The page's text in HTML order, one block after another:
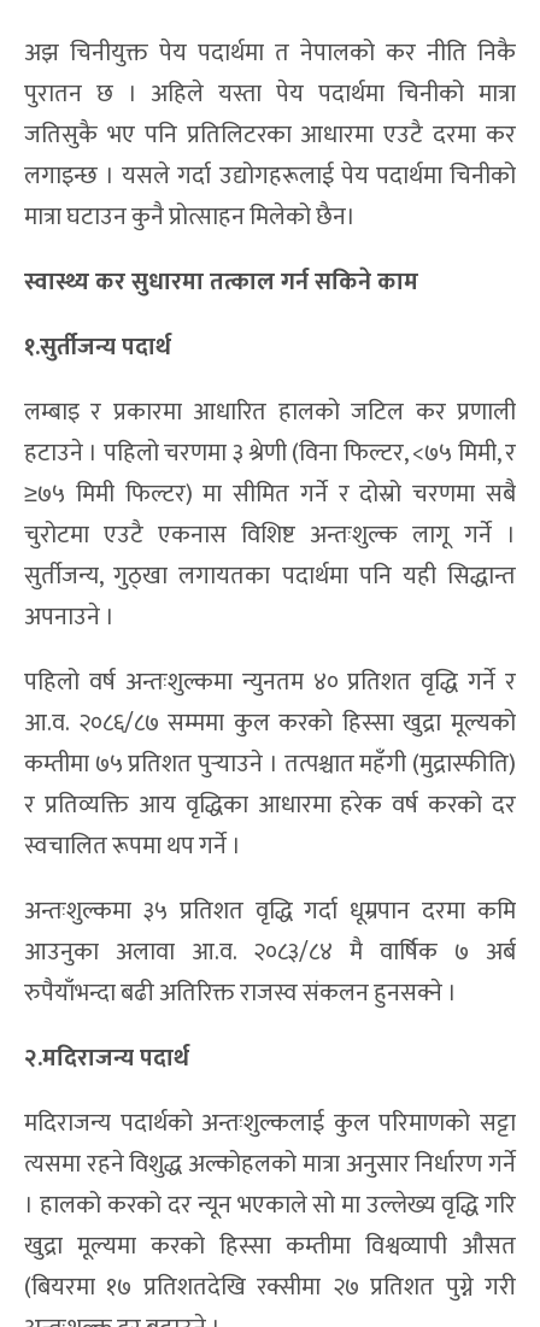
अझ चिनीयुक्त पेय पदार्थमा त नेपालको कर नीति निकै
पुरातन छ । अहिले यस्ता पेय पदार्थमा चिनीको मात्रा
जतिसुकै भए पनि प्रतिलिटरका आधारमा एउटै दरमा कर
लगाइन्छ । यसले गर्दा उद्योगहरूलाई पेय पदार्थमा चिनीको
मात्रा घटाउन कुनै प्रोत्साहन मिलेको छैन।
स्वास्थ्य कर सुधारमा तत्काल गर्न सकिने काम
१.सुर्तीजन्य पदार्थ
लम्बाइ र प्रकारमा आधारित हालको जटिल कर प्रणाली
हटाउने । पहिलो चरणमा ३ श्रेणी (विना फिल्टर, <७५ मिमी, र
≥७५ मिमी फिल्टर) मा सीमित गर्ने र दोस्रो चरणमा सबै
चुरोटमा एउटै एकनास विशिष्ट अन्तःशुल्क लागू गर्ने ।
सुर्तीजन्य, गुठ्खा लगायतका पदार्थमा पनि यही सिद्धान्त
अपनाउने ।
पहिलो वर्ष अन्तःशुल्कमा न्युनतम ४० प्रतिशत वृद्धि गर्ने र
आ.व. २०८६/८७ सम्ममा कुल करको हिस्सा खुद्रा मूल्यको
कम्तीमा ७५ प्रतिशत पुर्‍याउने । तत्पश्चात महँगी (मुद्रास्फीति)
र प्रतिव्यक्ति आय वृद्धिका आधारमा हरेक वर्ष करको दर
स्वचालित रूपमा थप गर्ने ।
अन्तःशुल्कमा ३५ प्रतिशत वृद्धि गर्दा धूम्रपान दरमा कमि
आउनुका अलावा आ.व. २०८३/८४ मै वार्षिक ७ अर्ब
रुपैयाँभन्दा बढी अतिरिक्त राजस्व संकलन हुनसक्ने ।
२.मदिराजन्य पदार्थ
मदिराजन्य पदार्थको अन्तःशुल्कलाई कुल परिमाणको सट्टा
त्यसमा रहने विशुद्ध अल्कोहलको मात्रा अनुसार निर्धारण गर्ने
। हालको करको दर न्यून भएकाले सो मा उल्लेख्य वृद्धि गरि
खुद्रा मूल्यमा करको हिस्सा कम्तीमा विश्वव्यापी औसत
(बियरमा १७ प्रतिशतदेखि रक्सीमा २७ प्रतिशत पुग्ने गरी